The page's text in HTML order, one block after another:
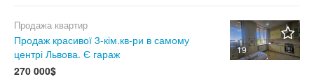
19
Продажа квартир
Продаж красивої 3-кім.кв-ри в самому
центрі Львова. Є гараж
270 000$